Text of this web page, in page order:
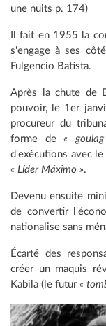
une nuits p. 174)
Il fait en 1955 la
s'engage à ses
Fulgencio Batista.
Après la chute de
pouvoir, le 1er
procureur du
forme de «
d'exécutions avec
« Líder Máximo ».
Devenu ensuite
de convertir
nationalise sans
Écarté des
créer un maquis
Kabila (le futur «